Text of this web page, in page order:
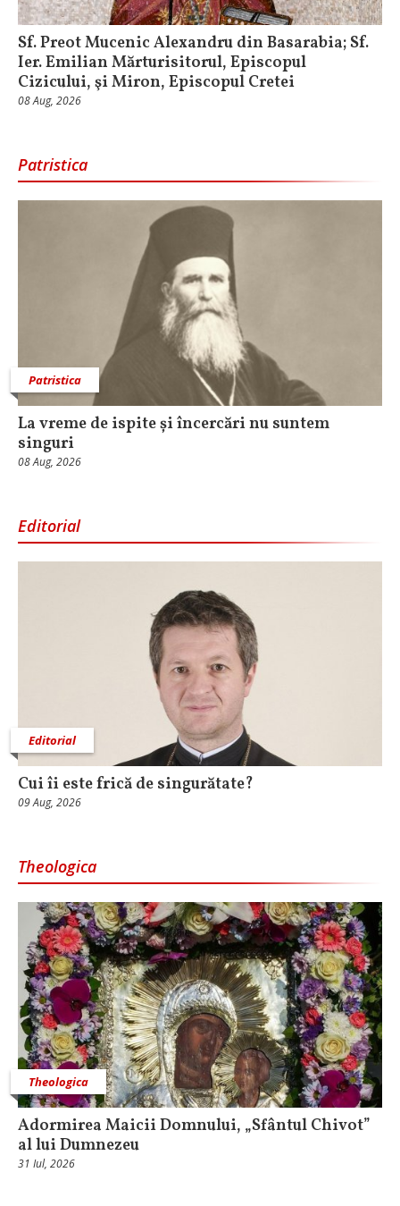
Sf. Preot Mucenic Alexandru din Basarabia; Sf.
Ier. Emilian Mărturisitorul, Episcopul
Cizicului, şi Miron, Episcopul Cretei
08 Aug, 2026
Patristica
Patristica
La vreme de ispite și încercări nu suntem
singuri
08 Aug, 2026
Editorial
Editorial
Cui îi este frică de singurătate?
09 Aug, 2026
Theologica
Theologica
Adormirea Maicii Domnului, „Sfântul Chivot”
al lui Dumnezeu
31 Iul, 2026